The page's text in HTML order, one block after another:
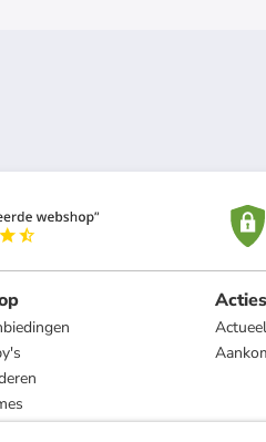
Acties
Actueel